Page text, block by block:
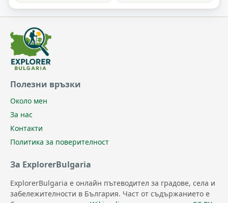
Полезни връзки
Около мен
За нас
Контакти
Политика за поверителност
За ExplorerBulgaria
ExplorerBulgaria е онлайн пътеводител за градове, села и
забележителности в България. Част от съдържанието е